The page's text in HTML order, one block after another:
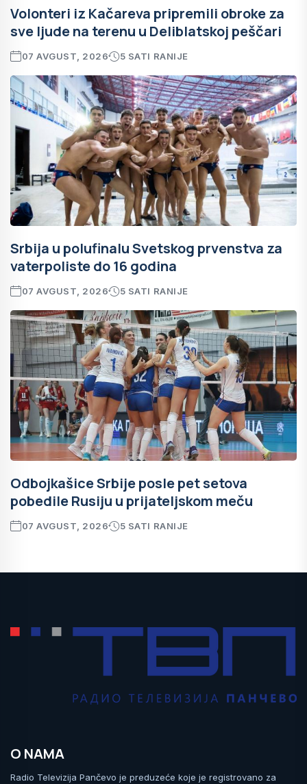
Volonteri iz Kačareva pripremili obroke za
sve ljude na terenu u Deliblatskoj peščari
07 AVGUST, 2026 5 SATI RANIJE
Srbija u polufinalu Svetskog prvenstva za
vaterpoliste do 16 godina
07 AVGUST, 2026 5 SATI RANIJE
Odbojkašice Srbije posle pet setova
pobedile Rusiju u prijateljskom meču
07 AVGUST, 2026 5 SATI RANIJE
O NAMA
Radio Televizija Pančevo je preduzeće koje je registrovano za